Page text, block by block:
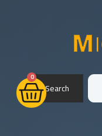
Search
0